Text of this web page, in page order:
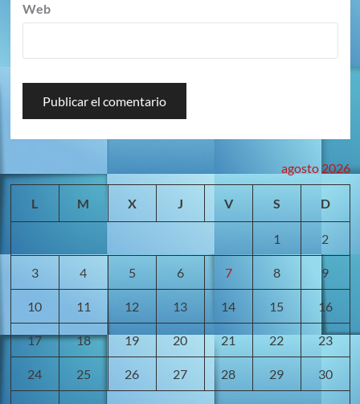
Web
agosto 2026
L M X J V S D
1 2
3 4 5 6 7 8 9
10 11 12 13 14 15 16
17 18 19 20 21 22 23
24 25 26 27 28 29 30